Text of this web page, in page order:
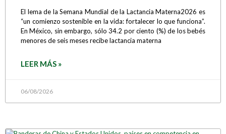
El lema de la Semana Mundial de la Lactancia Materna2026 es
“un comienzo sostenible en la vida: fortalecer lo que funciona”.
En México, sin embargo, sólo 34.2 por ciento (%) de los bebés
menores de seis meses recibe lactancia materna
LEER MÁS »
06/08/2026